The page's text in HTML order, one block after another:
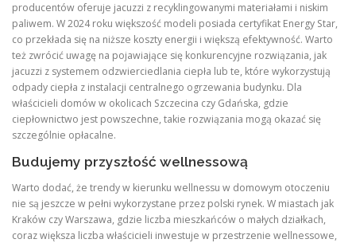
producentów oferuje jacuzzi z recyklingowanymi materiałami i niskim
paliwem. W 2024 roku większość modeli posiada certyfikat Energy Star,
co przekłada się na niższe koszty energii i większą efektywność. Warto
też zwrócić uwagę na pojawiające się konkurencyjne rozwiązania, jak
jacuzzi z systemem odzwierciedlania ciepła lub te, które wykorzystują
odpady ciepła z instalacji centralnego ogrzewania budynku. Dla
właścicieli domów w okolicach Szczecina czy Gdańska, gdzie
ciepłownictwo jest powszechne, takie rozwiązania mogą okazać się
szczególnie opłacalne.
Budujemy przyszłość wellnessową
Warto dodać, że trendy w kierunku wellnessu w domowym otoczeniu
nie są jeszcze w pełni wykorzystane przez polski rynek. W miastach jak
Kraków czy Warszawa, gdzie liczba mieszkańców o małych działkach,
coraz większa liczba właścicieli inwestuje w przestrzenie wellnessowe,